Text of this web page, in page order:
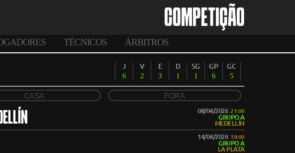
COMPETIÇÃO
TÉCNICOS ÁRBITROS
J
6
V
2
E
3
D
1
SG
1
GP
6
GC
5
CASA FORA
08/04/2026 21:00
GRUPO A
MEDELLÍN
14/04/2026 19:00
GRUPO A
LA PLATA